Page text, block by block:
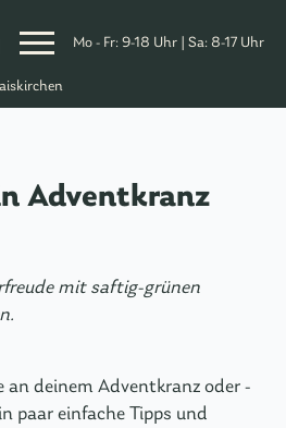
Mo - Fr: 9-18 Uhr | Sa: 8-17 Uhr
Adventkranz
mit saftig-grünen
an deinem Adventkranz oder -
paar einfache Tipps und